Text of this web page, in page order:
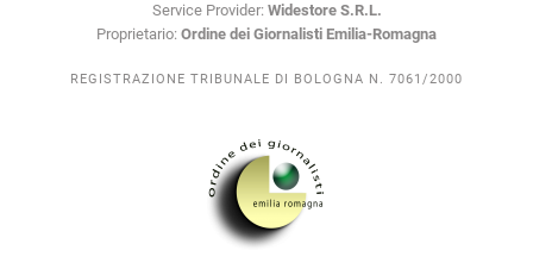
Service Provider: Widestore S.R.L.
Proprietario: Ordine dei Giornalisti Emilia-Romagna
REGISTRAZIONE TRIBUNALE DI BOLOGNA N. 7061/2000